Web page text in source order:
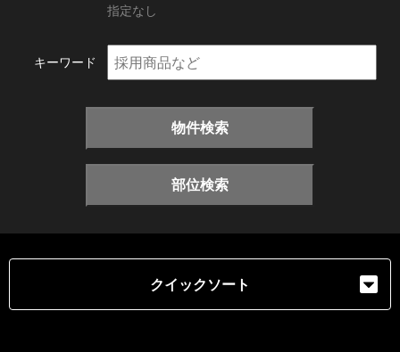
指定なし
キーワード
物件検索
部位検索
クイックソート